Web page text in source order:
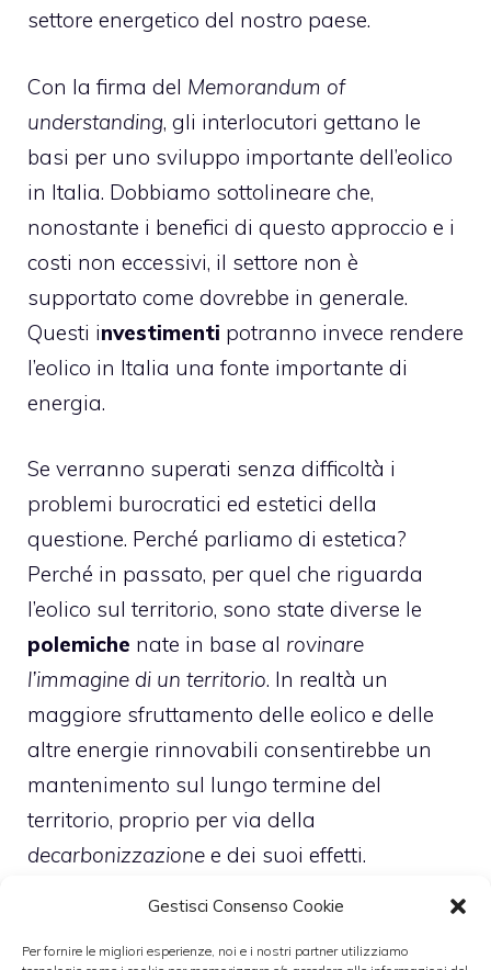
Gestisci Consenso Cookie
Per fornire le migliori esperienze, noi e i nostri partner utilizziamo
settore energetico del nostro paese.
Con la firma del Memorandum of
understanding, gli interlocutori gettano le
basi per uno sviluppo importante dell’eolico
in Italia. Dobbiamo sottolineare che,
nonostante i benefici di questo approccio e i
costi non eccessivi, il settore non è
supportato come dovrebbe in generale.
Questi investimenti potranno invece rendere
l’eolico in Italia una fonte importante di
energia.
Se verranno superati senza difficoltà i
problemi burocratici ed estetici della
questione. Perché parliamo di estetica?
Perché in passato, per quel che riguarda
l’eolico sul territorio, sono state diverse le
polemiche nate in base al rovinare
l’immagine di un territorio. In realtà un
maggiore sfruttamento delle eolico e delle
altre energie rinnovabili consentirebbe un
mantenimento sul lungo termine del
territorio, proprio per via della
decarbonizzazione e dei suoi effetti.
in questione si
occuperebbe di eolico off shore